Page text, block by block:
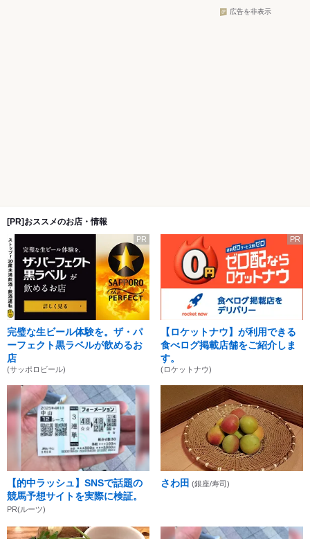
広告を非表示
[PR]おススメのお店・情報
PR
完璧な生ビール体験を。ザ・パ
ーフェクト黒ラベルが飲めるお
店
(サッポロビール)
PR
【ロケットナウ】が利用できる
食べログ掲載店舗をご紹介しま
す。
(ロケットナウ)
【的中ラッシュ】SNSで話題の
競馬予想サイトを実際に検証。
PR(ルーツ)
さわ田 (銀座/寿司)